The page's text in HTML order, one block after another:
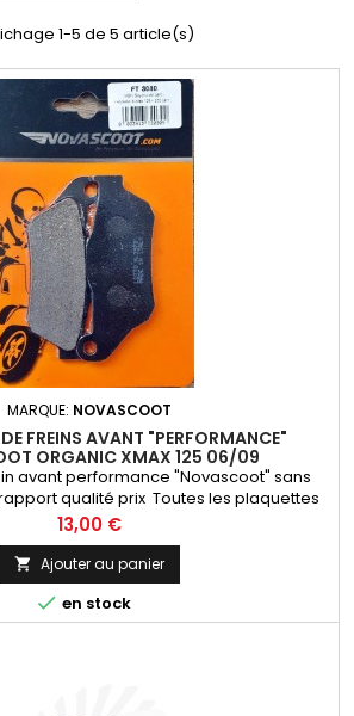
1-5 de 5 article(s)
MARQUE: NOVASCOOT
FREINS AVANT "PERFORMANCE"
ORGANIC XMAX 125 06/09
avant performance "Novascoot" sans
qualité prix Toutes les plaquettes
sont produites en Italie et offrent un
rapport qualité / prix.
Prix
13,00 €
 Ajouter au panier
 en stock